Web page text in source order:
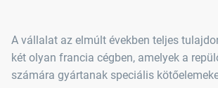
A vállalat az elmúlt években teljes
két olyan francia cégben, amelyek a
számára gyártanak speciális